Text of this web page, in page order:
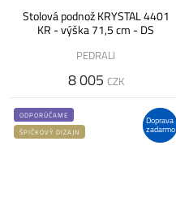
Stolová podnož KRYSTAL 4401
KR - výška 71,5 cm - DS
PEDRALI
8 005 CZK
Doprava
zadarmo
ODPORÚČAME
ŠPIČKOVÝ DIZAJN